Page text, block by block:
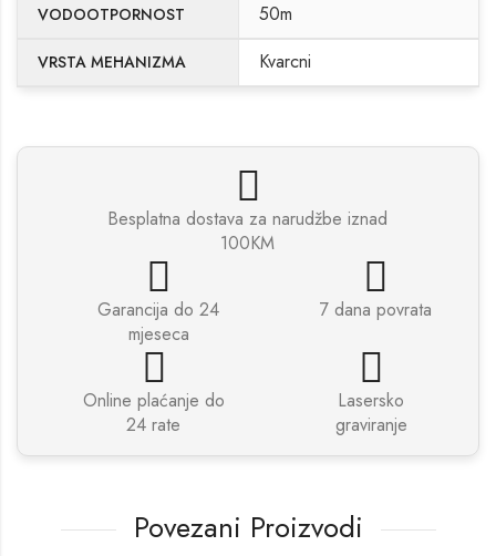
VODOOTPORNOST 50m
VRSTA MEHANIZMA Kvarcni
Besplatna dostava za narudžbe iznad
100KM
Garancija do 24
mjeseca
7 dana povrata
Online plaćanje do
24 rate
Lasersko
graviranje
Povezani Proizvodi